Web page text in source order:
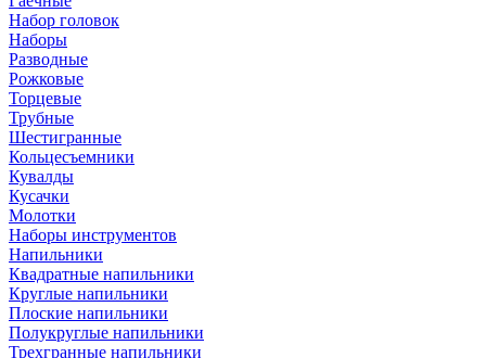
Набор головок
Наборы
Разводные
Рожковые
Торцевые
Трубные
Шестигранные
Кольцесъемники
Кувалды
Кусачки
Молотки
Наборы инструментов
Напильники
Квадратные напильники
Круглые напильники
Плоские напильники
Полукруглые напильники
Трехгранные напильники